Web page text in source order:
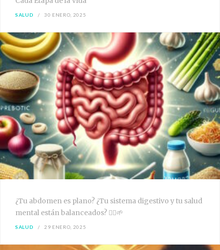
SALUD 30 ENERO, 2025
¿Tu abdomen es plano? ¿Tu sistema digestivo y tu salud
mental están balanceados? 🧘‍♀️🌱
SALUD 29 ENERO, 2025